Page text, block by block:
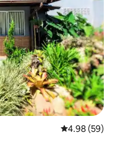
レビュー59
4.98 (59)